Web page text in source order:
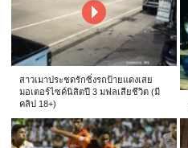
สาวเมาประชดรักซิ่งรถป้ายแดงเสย
มอเตอร์ไซค์นิสิตปี 3 มฟลเสียชีวิต (มี
คลิป 18+)